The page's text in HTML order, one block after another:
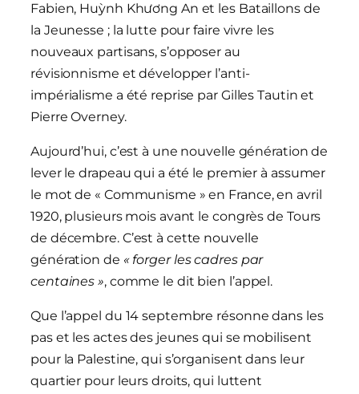
Fabien, Huỳnh Khương An et les Bataillons de
la Jeunesse ; la lutte pour faire vivre les
nouveaux partisans, s’opposer au
révisionnisme et développer l’anti-
impérialisme a été reprise par Gilles Tautin et
Pierre Overney.
Aujourd’hui, c’est à une nouvelle génération de
lever le drapeau qui a été le premier à assumer
le mot de « Communisme » en France, en avril
1920, plusieurs mois avant le congrès de Tours
de décembre. C’est à cette nouvelle
génération de « forger les cadres par
centaines », comme le dit bien l’appel.
Que l’appel du 14 septembre résonne dans les
pas et les actes des jeunes qui se mobilisent
pour la Palestine, qui s’organisent dans leur
quartier pour leurs droits, qui luttent